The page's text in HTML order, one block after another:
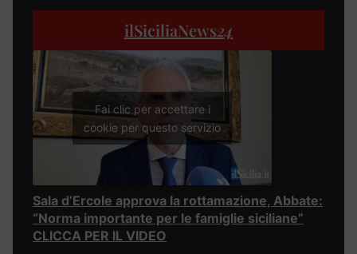
ilSiciliaNews24
Fai clic per accettare i
cookie per questo servizio
Sala d’Ercole approva la rottamazione, Abbate:
“Norma importante per le famiglie siciliane”
CLICCA PER IL VIDEO